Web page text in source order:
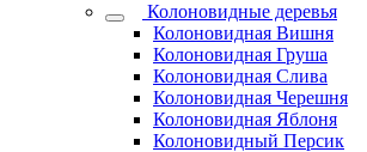
Колоновидные деревья
Колоновидная Вишня
Колоновидная Груша
Колоновидная Слива
Колоновидная Черешня
Колоновидная Яблоня
Колоновидный Персик